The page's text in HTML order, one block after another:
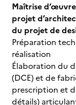
Maîtrise
projet
du projet de
Préparation
réalisation
Élaboration du
(DCE) et de
prescription et
détails)